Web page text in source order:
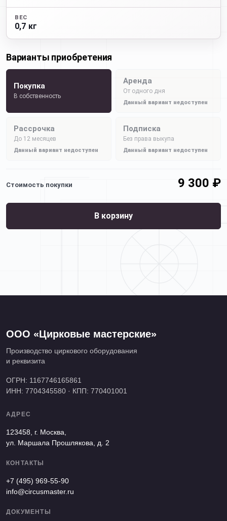
ВЕС
0,7 кг
Варианты приобретения
Покупка
В собственность
Аренда
От одного дня
Данный вариант недоступен
Рассрочка
До 12 месяцев
Данный вариант недоступен
Подписка
Без права выкупа
Данный вариант недоступен
Стоимость покупки 9 300 ₽
В корзину
ООО «Цирковые мастерские»
Производство циркового оборудования
и реквизита
ОГРН: 1167746165861
ИНН: 7704345580 · КПП: 770401001
АДРЕС
123458, г. Москва,
ул. Маршала Прошлякова, д. 2
КОНТАКТЫ
+7 (495) 969-55-90
info@circusmaster.ru
ДОКУМЕНТЫ